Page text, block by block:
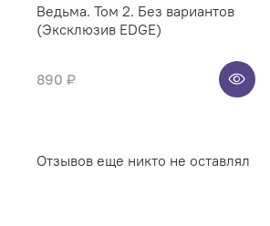
Ведьма. Том 2. Без вариантов
(Эксклюзив EDGE)
890 ₽
Отзывов еще никто не оставлял